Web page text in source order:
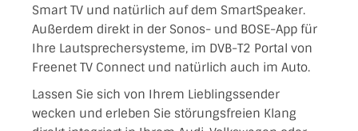
Smart TV und natürlich auf dem SmartSpeaker.
Außerdem direkt in der Sonos- und BOSE-App für
Ihre Lautsprechersysteme, im DVB-T2 Portal von
Freenet TV Connect und natürlich auch im Auto.
Lassen Sie sich von Ihrem Lieblingssender
wecken und erleben Sie störungsfreien Klang